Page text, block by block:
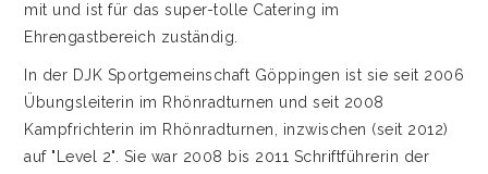
mit und ist für das super-tolle Catering im
Ehrengastbereich zuständig.
In der DJK Sportgemeinschaft Göppingen ist sie seit 2006
Übungsleiterin im Rhönradturnen und seit 2008
Kampfrichterin im Rhönradturnen, inzwischen (seit 2012)
auf "Level 2". Sie war 2008 bis 2011 Schriftführerin der